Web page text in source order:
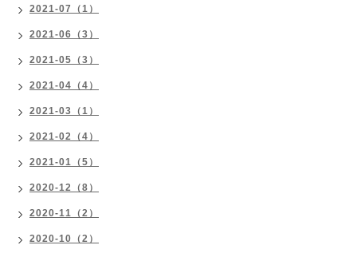
2021-07（1）
2021-06（3）
2021-05（3）
2021-04（4）
2021-03（1）
2021-02（4）
2021-01（5）
2020-12（8）
2020-11（2）
2020-10（2）